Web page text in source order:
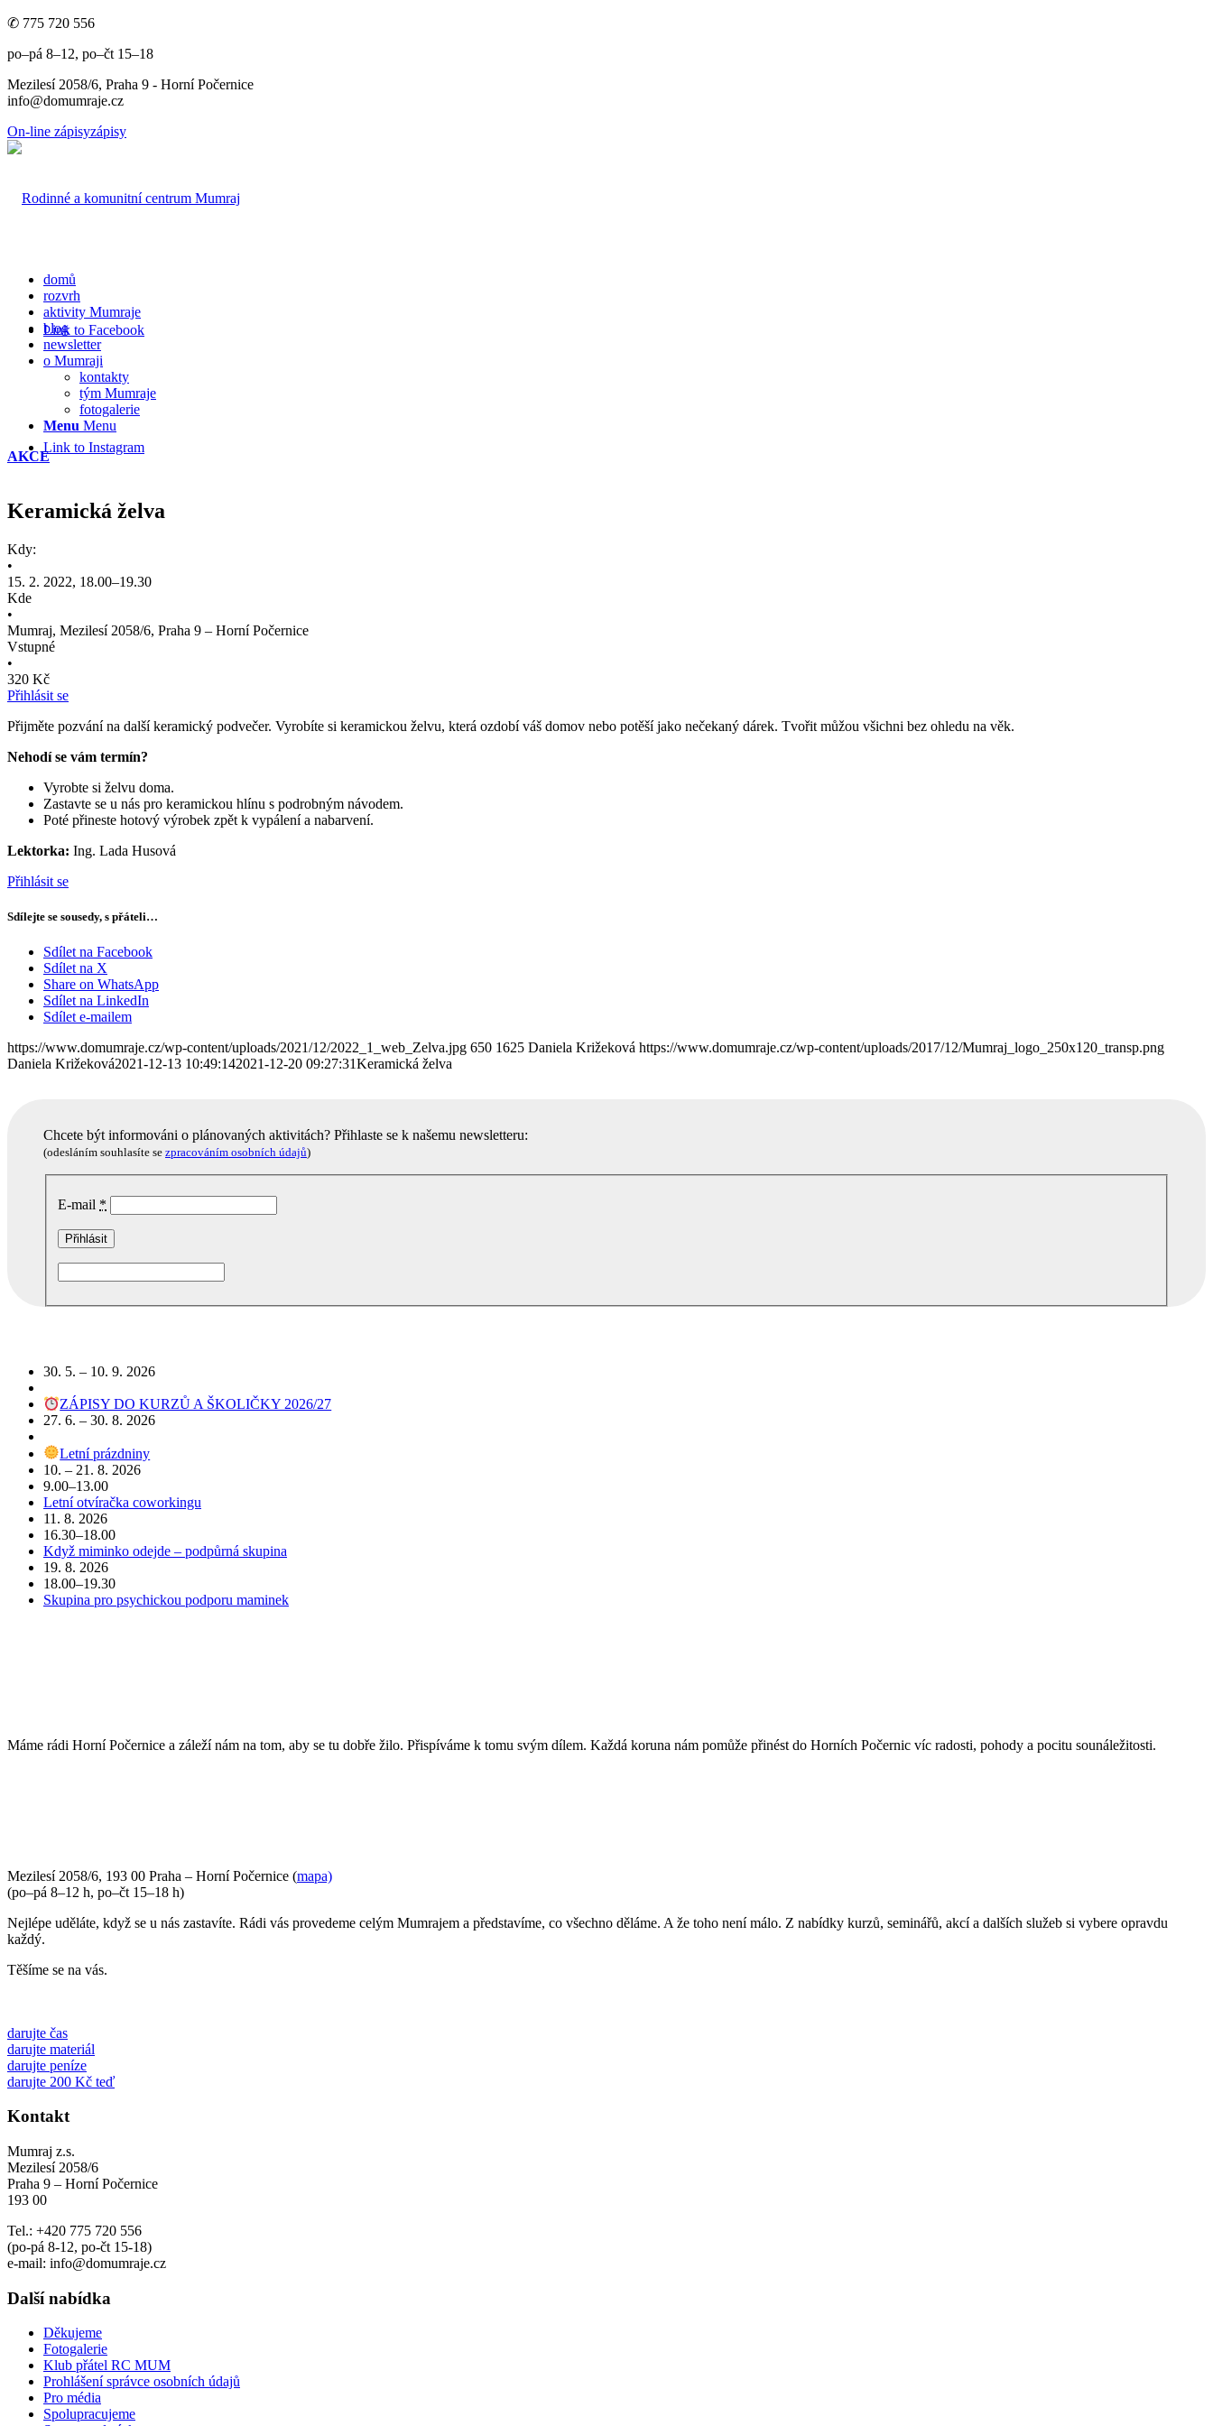
✆ 775 720 556
po–pá 8–12, po–čt 15–18
Mezilesí 2058/6, Praha 9 - Horní Počernice
info@domumraje.cz
On-line zápisyzápisy
Link to Facebook
Link to Instagram
domů
rozvrh
aktivity Mumraje
blog
newsletter
o Mumraji
kontakty
tým Mumraje
fotogalerie
Menu Menu
AKCE
Keramická želva
Kdy:
•
15. 2. 2022, 18.00–19.30
Kde
•
Mumraj, Mezilesí 2058/6, Praha 9 – Horní Počernice
Vstupné
•
320 Kč
Přihlásit se
Přijměte pozvání na další keramický podvečer. Vyrobíte si keramickou želvu, která ozdobí váš domov nebo potěší jako nečekaný dárek. Tvořit můžou všichni bez ohledu na věk.
Nehodí se vám termín?
Vyrobte si želvu doma.
Zastavte se u nás pro keramickou hlínu s podrobným návodem.
Poté přineste hotový výrobek zpět k vypálení a nabarvení.
Lektorka: Ing. Lada Husová
Přihlásit se
Sdílejte se sousedy, s přáteli…
Sdílet na Facebook
Sdílet na X
Share on WhatsApp
Sdílet na LinkedIn
Sdílet e-mailem
https://www.domumraje.cz/wp-content/uploads/2021/12/2022_1_web_Zelva.jpg 650 1625 Daniela Križeková https://www.domumraje.cz/wp-content/uploads/2017/12/Mumraj_logo_250x120_transp.png
Daniela Križeková2021-12-13 10:49:142021-12-20 09:27:31Keramická želva
Chcete být informováni o plánovaných aktivitách? Přihlaste se k našemu newsletteru:
(odesláním souhlasíte se zpracováním osobních údajů)
E-mail *
30. 5. – 10. 9. 2026
ZÁPISY DO KURZŮ A ŠKOLIČKY 2026/27
27. 6. – 30. 8. 2026
Letní prázdniny
10. – 21. 8. 2026
9.00–13.00
Letní otvíračka coworkingu
11. 8. 2026
16.30–18.00
Když miminko odejde – podpůrná skupina
19. 8. 2026
18.00–19.30
Skupina pro psychickou podporu maminek
Máme rádi Horní Počernice a záleží nám na tom, aby se tu dobře žilo. Přispíváme k tomu svým dílem. Každá koruna nám pomůže přinést do Horních Počernic víc radosti, pohody a pocitu sounáležitosti.
Mezilesí 2058/6, 193 00 Praha – Horní Počernice (mapa)
(po–pá 8–12 h, po–čt 15–18 h)
Nejlépe uděláte, když se u nás zastavíte. Rádi vás provedeme celým Mumrajem a představíme, co všechno děláme. A že toho není málo. Z nabídky kurzů, seminářů, akcí a dalších služeb si vybere opravdu
každý.
Těšíme se na vás.
darujte čas
darujte materiál
darujte peníze
darujte 200 Kč teď
Kontakt
Mumraj z.s.
Mezilesí 2058/6
Praha 9 – Horní Počernice
193 00
Tel.: +420 775 720 556
(po-pá 8-12, po-čt 15-18)
e-mail: info@domumraje.cz
Další nabídka
Děkujeme
Fotogalerie
Klub přátel RC MUM
Prohlášení správce osobních údajů
Pro média
Spolupracujeme